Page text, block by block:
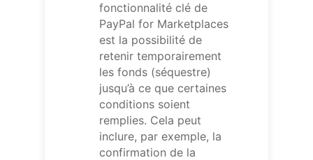
fonctionnalité clé de
PayPal for Marketplaces
est la possibilité de
retenir temporairement
les fonds (séquestre)
jusqu’à ce que certaines
conditions soient
remplies. Cela peut
inclure, par exemple, la
confirmation de la